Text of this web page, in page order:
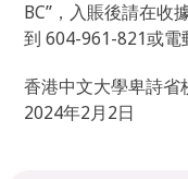
BC”，入賬後請在收
到 604-961-821或電
香港中文大學卑詩省
2024年2月2日